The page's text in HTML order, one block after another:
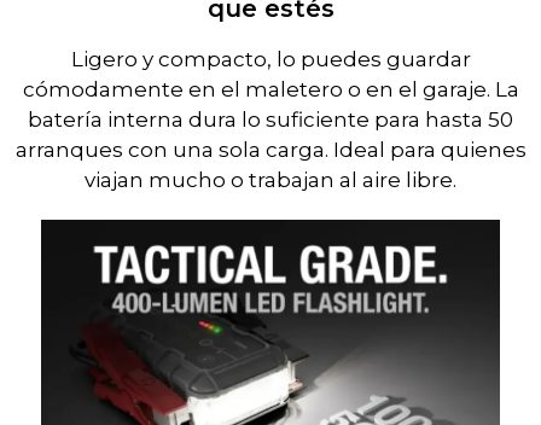
que estés
Ligero y compacto, lo puedes guardar
cómodamente en el maletero o en el garaje. La
batería interna dura lo suficiente para hasta 50
arranques con una sola carga. Ideal para quienes
viajan mucho o trabajan al aire libre.